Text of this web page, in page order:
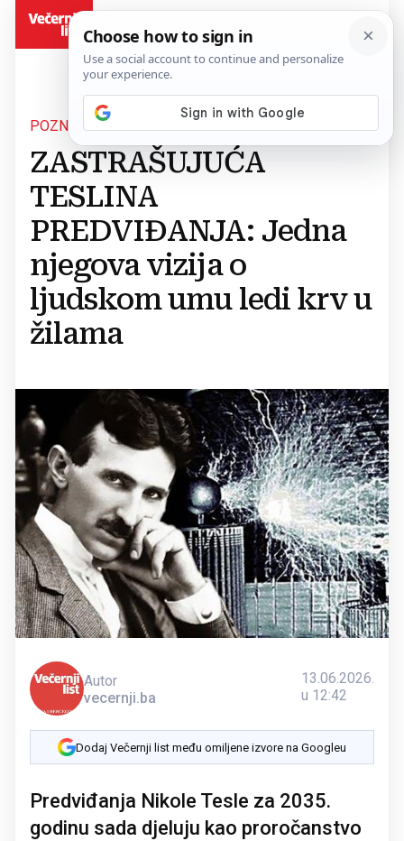
POZNATI ZNANSTVENIK
ZASTRAŠUJUĆA
TESLINA
PREDVIĐANJA: Jedna
njegova vizija o
ljudskom umu ledi krv u
žilama
Autor
vecernji.ba
13.06.2026.
u 12:42
Dodaj Večernji list među omiljene izvore na Googleu
Predviđanja Nikole Tesle za 2035.
godinu sada djeluju kao proročanstvo